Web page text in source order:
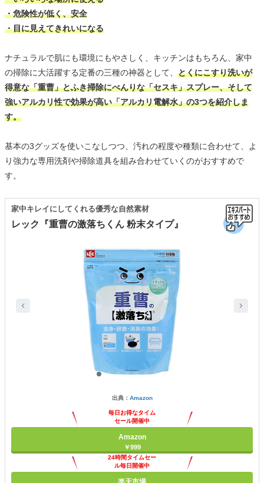
・危険性が低く、安全
・目に見えてきれいになる
ナチュラルで肌にも環境にもやさしく、キッチンはもちろん、家中
の掃除に大活躍する定番の三種の神器として、 とくにこすり洗いが
得意な「重曹」とふき掃除にべんりな「セスキ」スプレー、そして
強いアルカリ性で効果が高い「アルカリ電解水」の3つを紹介しま
す。
基本の3グッズを使いこなしつつ、汚れの程度や種類に合わせて、よ
り強力な専用洗剤や掃除道具を組み合わせていくのがおすすめで
す。
レック『重曹の激落ちくん 粉末タイプ』
家中キレイにしてくれる優秀な自然素材
出典： Amazon
毎日お得なタイム
セール開催中
Amazon
￥999
24時間タイムセー
ル毎日開催中